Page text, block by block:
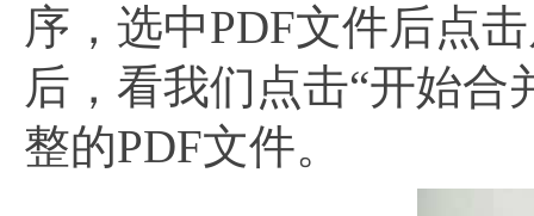
序，选中PDF文件后点
后，看我们点击“开始合
整的PDF文件。